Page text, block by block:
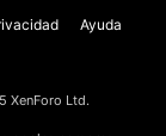
Ayuda
XenForo Ltd.